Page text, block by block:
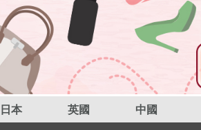
日本 英國 中國